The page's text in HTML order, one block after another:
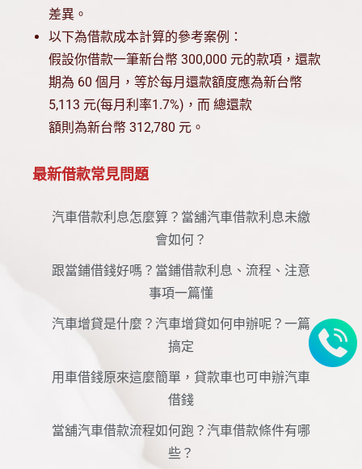
差異。
以下為借款成本計算的參考案例：
假設你借款一筆新台幣 300,000 元的款項，還款
期為 60 個月，等於每月還款額度應為新台幣
5,113 元(每月利率1.7%)，而 總還款
額則為新台幣 312,780 元。
最新借款常見問題
汽車借款利息怎麼算？當舖汽車借款利息未繳
會如何？
跟當鋪借錢好嗎？當鋪借款利息、流程、注意
事項一篇懂
汽車增貸是什麼？汽車增貸如何申辦呢？一篇
搞定
用車借錢原來這麼簡單，貸款車也可申辦汽車
借錢
當舖汽車借款流程如何跑？汽車借款條件有哪
些？